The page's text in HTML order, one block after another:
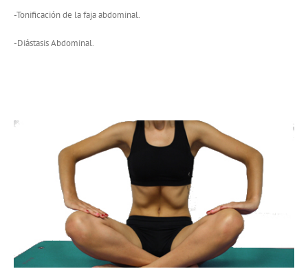
-Tonificación de la faja abdominal.
-Diástasis Abdominal.